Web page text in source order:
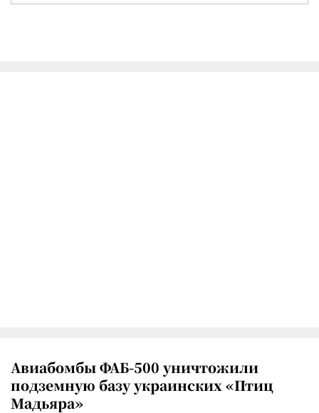
Авиабомбы ФАБ-500 уничтожили
подземную базу украинских «Птиц
Мадьяра»